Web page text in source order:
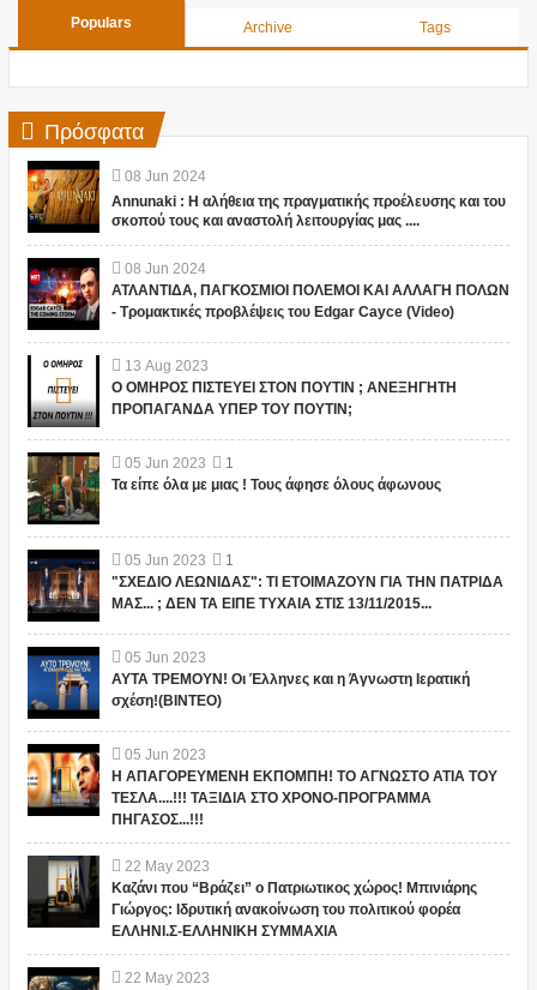
Populars Archive Tags
Πρόσφατα
08 Jun 2024
Annunaki : Η αλήθεια της πραγματικής προέλευσης και του
σκοπού τους και αναστολή λειτουργίας μας ....
08 Jun 2024
ΑΤΛΑΝΤΙΔΑ, ΠΑΓΚΟΣΜΙΟΙ ΠΟΛΕΜΟΙ ΚΑΙ ΑΛΛΑΓΗ ΠΟΛΩΝ
- Τρομακτικές προβλέψεις του Edgar Cayce (Video)
13 Aug 2023
Ο ΟΜΗΡΟΣ ΠΙΣΤΕΥΕΙ ΣΤΟΝ ΠΟΥΤΙΝ ; ΑΝΕΞΗΓΗΤΗ
ΠΡΟΠΑΓΑΝΔΑ ΥΠΕΡ ΤΟΥ ΠΟΥΤΙΝ;
05 Jun 2023
1
Τα είπε όλα με μιας ! Τους άφησε όλους άφωνους
05 Jun 2023
1
"ΣΧΕΔΙΟ ΛΕΩΝΙΔΑΣ": ΤΙ ΕΤΟΙΜΑΖΟΥΝ ΓΙΑ ΤΗΝ ΠΑΤΡΙΔΑ
ΜΑΣ... ; ΔΕΝ ΤΑ ΕΙΠΕ ΤΥΧΑΙΑ ΣΤΙΣ 13/11/2015...
05 Jun 2023
ΑΥΤΑ ΤΡΕΜΟΥΝ! Οι Έλληνες και η Άγνωστη Ιερατική
σχέση!(ΒΙΝΤΕΟ)
05 Jun 2023
Η ΑΠΑΓΟΡΕΥΜΕΝΗ ΕΚΠΟΜΠΗ! ΤΟ ΑΓΝΩΣΤΟ ΑΤΙΑ ΤΟΥ
ΤΕΣΛΑ....!!! ΤΑΞΙΔΙΑ ΣΤΟ ΧΡΟΝΟ-ΠΡΟΓΡΑΜΜΑ
ΠΗΓΑΣΟΣ...!!!
22 May 2023
Καζάνι που “Βράζει” ο Πατριωτικος χώρος! Μπινιάρης
Γιώργος: Ιδρυτική ανακοίνωση του πολιτικού φορέα
ΕΛΛΗΝΙ.Σ-ΕΛΛΗΝΙΚΗ ΣΥΜΜΑΧΙΑ
22 May 2023